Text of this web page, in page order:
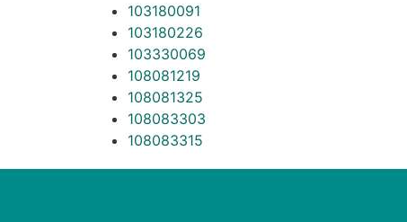
103180091
103180226
103330069
108081219
108081325
108083303
108083315